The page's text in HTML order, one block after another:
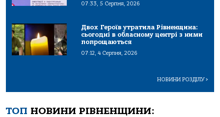
07:33, 5 Серпня, 2026
Двох Героїв утратила Рівненщина:
сьогодні в обласному центрі з ними
попрощаються
07:12, 4 Серпня, 2026
НОВИНИ РОЗДІЛУ>
ТОП НОВИНИ РІВНЕНЩИНИ: